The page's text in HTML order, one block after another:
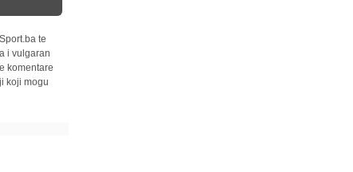
te
i vulgaran
komentare
koji mogu